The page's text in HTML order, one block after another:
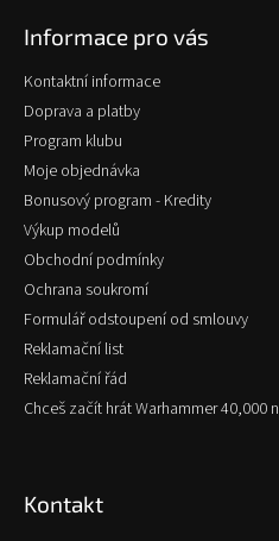
Informace pro vás
Kontaktní informace
Doprava a platby
Program klubu
Moje objednávka
Bonusový program - Kredity
Výkup modelů
Obchodní podmínky
Ochrana soukromí
Formulář odstoupení od smlouvy
Reklamační list
Reklamační řád
Chceš začít hrát Warhammer 40,000
Kontakt